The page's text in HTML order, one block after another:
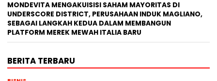
MONDEVITA MENGAKUISISI SAHAM MAYORITAS DI
UNDERSCORE DISTRICT, PERUSAHAAN INDUK MAGLIANO,
SEBAGAI LANGKAH KEDUA DALAM MEMBANGUN
PLATFORM MEREK MEWAH ITALIA BARU
BERITA TERBARU